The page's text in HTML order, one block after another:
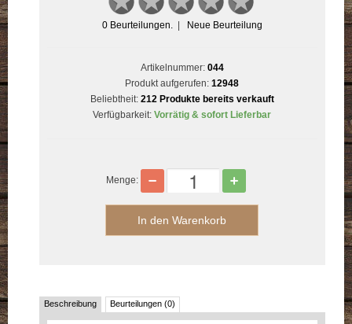
0Beurteilungen.| Neue Beurteilung
Artikelnummer:044
Produkt aufgerufen: 12948
Beliebtheit: 212 Produkte bereits verkauft
Verfügbarkeit: Vorrätig & sofort Lieferbar
Menge:
Beschreibung Beurteilungen (0)